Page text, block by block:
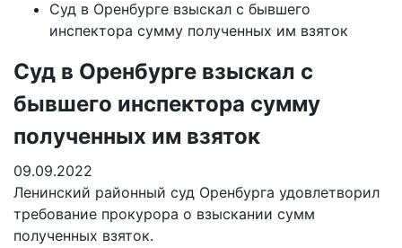
Суд в Оренбурге взыскал с бывшего
инспектора сумму полученных им взяток
Суд в Оренбурге взыскал с
бывшего инспектора сумму
полученных им взяток
09.09.2022
Ленинский районный суд Оренбурга удовлетворил
требование прокурора о взыскании сумм
полученных взяток.